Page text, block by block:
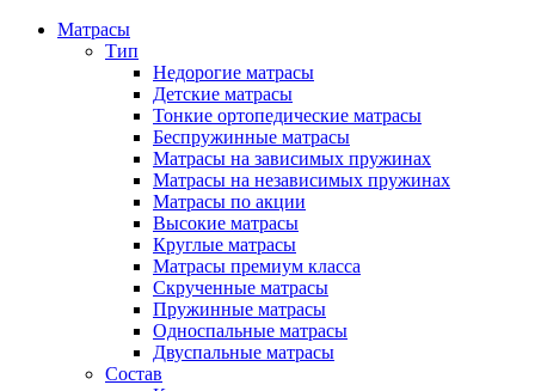
Матрасы
Тип
Недорогие матрасы
Детские матрасы
Тонкие ортопедические матрасы
Беспружинные матрасы
Матрасы на зависимых пружинах
Матрасы на независимых пружинах
Матрасы по акции
Высокие матрасы
Круглые матрасы
Матрасы премиум класса
Скрученные матрасы
Пружинные матрасы
Односпальные матрасы
Двуспальные матрасы
Состав